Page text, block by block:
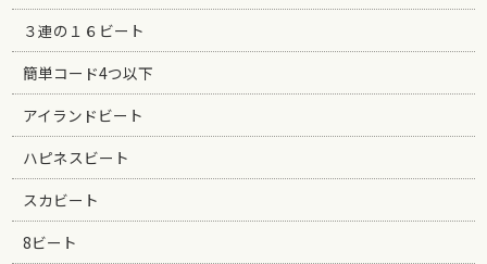
３連の１６ビート
簡単コード4つ以下
アイランドビート
ハピネスビート
スカビート
8ビート